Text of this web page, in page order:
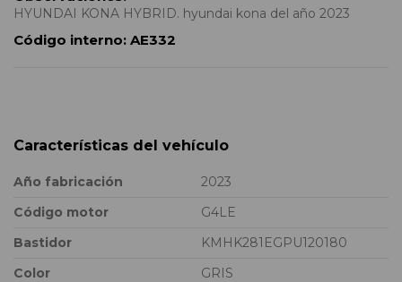
HYUNDAI KONA HYBRID. hyundai kona del año 2023
Código interno: AE332
Características del vehículo
Año fabricación
2023
Código motor
G4LE
Bastidor
KMHK281EGPU120180
Color
GRIS